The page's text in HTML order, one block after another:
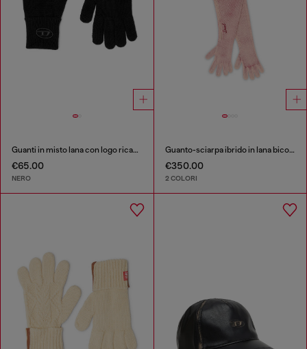
Guanti in misto lana con logo ricamato
€65.00
NERO
Guanto-sciarpa ibrido in lana bicolore
€350.00
2 COLORI